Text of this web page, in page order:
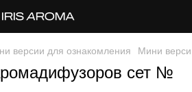
версии для ознакомления Мини
сет №